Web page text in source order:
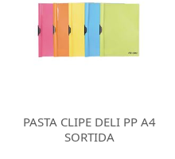
PASTA CLIPE DELI PP A4
SORTIDA